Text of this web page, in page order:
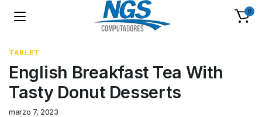
0
TABLET
English Breakfast Tea With
Tasty Donut Desserts
marzo 7, 2023